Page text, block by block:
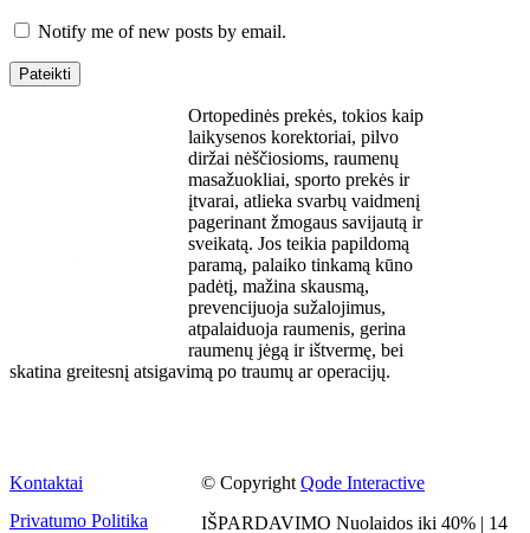
Notify me of new posts by email.
Ortopedinės prekės, tokios kaip
laikysenos korektoriai, pilvo
diržai nėščiosioms, raumenų
masažuokliai, sporto prekės ir
įtvarai, atlieka svarbų vaidmenį
pagerinant žmogaus savijautą ir
sveikatą. Jos teikia papildomą
paramą, palaiko tinkamą kūno
padėtį, mažina skausmą,
prevencijuoja sužalojimus,
atpalaiduoja raumenis, gerina
raumenų jėgą ir ištvermę, bei
skatina greitesnį atsigavimą po traumų ar operacijų.
Kontaktai
Privatumo Politika
© Copyright Qode Interactive
IŠPARDAVIMO Nuolaidos iki 40% | 14